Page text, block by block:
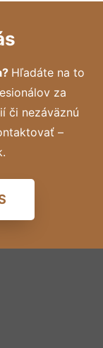
Hľadáte na to
za
či nezáväznú
–